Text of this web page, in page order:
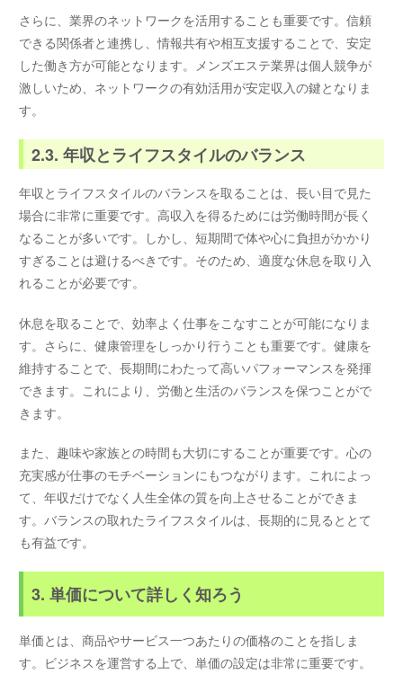
さらに、業界のネットワークを活用することも重要です。信頼
できる関係者と連携し、情報共有や相互支援することで、安定
した働き方が可能となります。メンズエステ業界は個人競争が
激しいため、ネットワークの有効活用が安定収入の鍵となりま
す。
2.3. 年収とライフスタイルのバランス
年収とライフスタイルのバランスを取ることは、長い目で見た
場合に非常に重要です。高収入を得るためには労働時間が長く
なることが多いです。しかし、短期間で体や心に負担がかかり
すぎることは避けるべきです。そのため、適度な休息を取り入
れることが必要です。
休息を取ることで、効率よく仕事をこなすことが可能になりま
す。さらに、健康管理をしっかり行うことも重要です。健康を
維持することで、長期間にわたって高いパフォーマンスを発揮
できます。これにより、労働と生活のバランスを保つことがで
きます。
また、趣味や家族との時間も大切にすることが重要です。心の
充実感が仕事のモチベーションにもつながります。これによっ
て、年収だけでなく人生全体の質を向上させることができま
す。バランスの取れたライフスタイルは、長期的に見るととて
も有益です。
3. 単価について詳しく知ろう
単価とは、商品やサービス一つあたりの価格のことを指しま
す。ビジネスを運営する上で、単価の設定は非常に重要です。